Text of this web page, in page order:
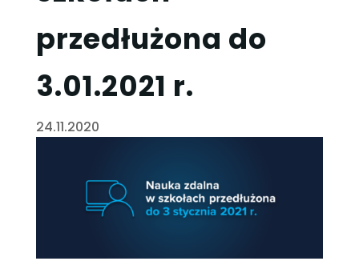
przedłużona do
3.01.2021 r.
24.11.2020